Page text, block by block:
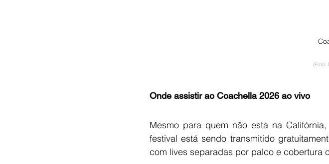
(Foto:
Onde assistir ao Coachella 2026 ao vivo
Mesmo para quem não está na
festival está sendo transmitido
com lives separadas por palco e cobertura